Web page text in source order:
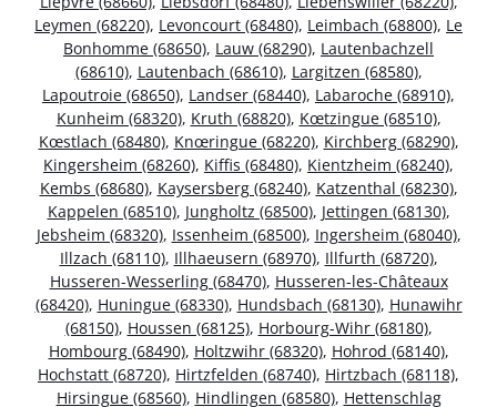
Leymen (68220), Levoncourt (68480), Leimbach (68800), Le
Bonhomme (68650), Lauw (68290), Lautenbachzell
(68610), Lautenbach (68610), Largitzen (68580),
Lapoutroie (68650), Landser (68440), Labaroche (68910),
Kunheim (68320), Kruth (68820), Kœtzingue (68510),
Kœstlach (68480), Knœringue (68220), Kirchberg (68290),
Kingersheim (68260), Kiffis (68480), Kientzheim (68240),
Kembs (68680), Kaysersberg (68240), Katzenthal (68230),
Kappelen (68510), Jungholtz (68500), Jettingen (68130),
Jebsheim (68320), Issenheim (68500), Ingersheim (68040),
Illzach (68110), Illhaeusern (68970), Illfurth (68720),
Husseren-Wesserling (68470), Husseren-les-Châteaux
(68420), Huningue (68330), Hundsbach (68130), Hunawihr
(68150), Houssen (68125), Horbourg-Wihr (68180),
Hombourg (68490), Holtzwihr (68320), Hohrod (68140),
Hochstatt (68720), Hirtzfelden (68740), Hirtzbach (68118),
Hirsingue (68560), Hindlingen (68580), Hettenschlag